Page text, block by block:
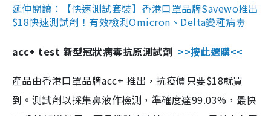
延伸閱讀：【快速測試套裝】香港口罩品牌Savewo推出
$18快速測試劑！有效檢測Omicron、Delta變種病毒
acc+ test 新型冠狀病毒抗原測試劑 >>按此選購<<
產品由香港口罩品牌acc+ 推出，抗疫價只要$18就買
到。測試劑以採集鼻液作檢測，準確度達99.03%，最快